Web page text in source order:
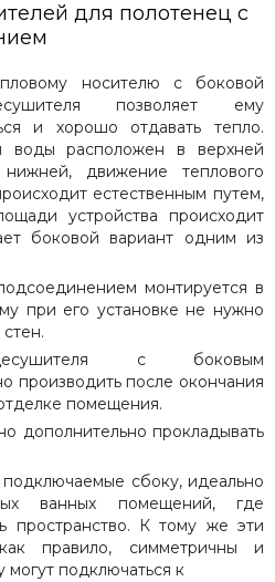
для полотенец с
носителю с боковой
позволяет ему
и хорошо отдавать тепло.
воды расположен в верхней
движение теплового
естественным путем,
устройства происходит
боковой вариант одним из
монтируется в
при его установке не нужно
с боковым
производить после окончания
помещения.
дополнительно прокладывать
сбоку, идеально
ванных помещений, где
пространство. К тому же эти
правило, симметричны и
подключаться к